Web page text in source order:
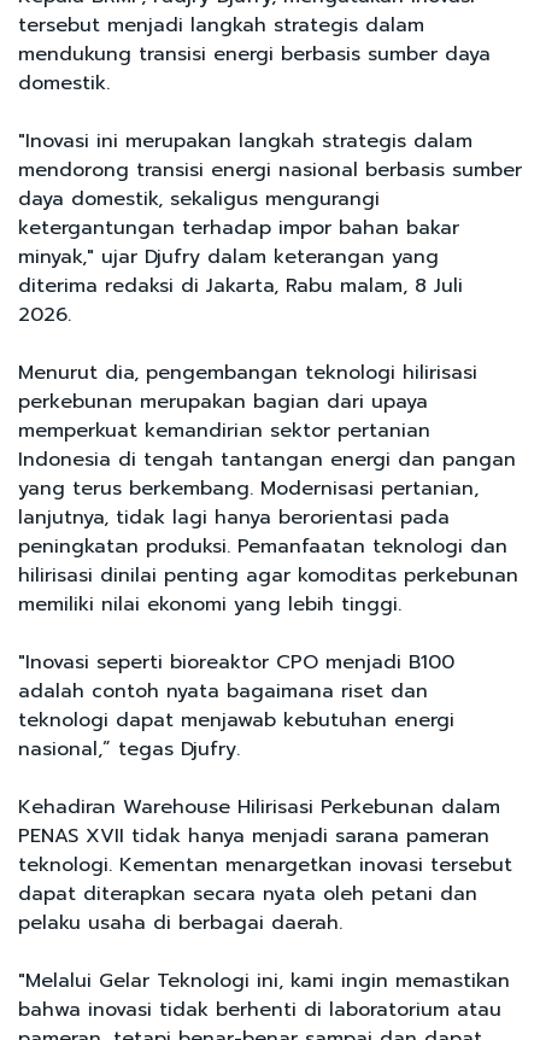
tersebut menjadi langkah strategis dalam
mendukung transisi energi berbasis sumber daya
domestik.
"Inovasi ini merupakan langkah strategis dalam
mendorong transisi energi nasional berbasis sumber
daya domestik, sekaligus mengurangi
ketergantungan terhadap impor bahan bakar
minyak," ujar Djufry dalam keterangan yang
diterima redaksi di Jakarta, Rabu malam, 8 Juli
2026.
Menurut dia, pengembangan teknologi hilirisasi
perkebunan merupakan bagian dari upaya
memperkuat kemandirian sektor pertanian
Indonesia di tengah tantangan energi dan pangan
yang terus berkembang. Modernisasi pertanian,
lanjutnya, tidak lagi hanya berorientasi pada
peningkatan produksi. Pemanfaatan teknologi dan
hilirisasi dinilai penting agar komoditas perkebunan
memiliki nilai ekonomi yang lebih tinggi.
"Inovasi seperti bioreaktor CPO menjadi B100
adalah contoh nyata bagaimana riset dan
teknologi dapat menjawab kebutuhan energi
nasional,” tegas Djufry.
Kehadiran Warehouse Hilirisasi Perkebunan dalam
PENAS XVII tidak hanya menjadi sarana pameran
teknologi. Kementan menargetkan inovasi tersebut
dapat diterapkan secara nyata oleh petani dan
pelaku usaha di berbagai daerah.
"Melalui Gelar Teknologi ini, kami ingin memastikan
bahwa inovasi tidak berhenti di laboratorium atau